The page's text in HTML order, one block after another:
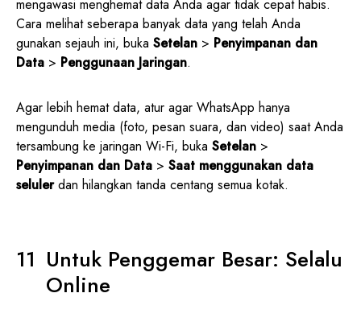
mengawasi menghemat data Anda agar tidak cepat habis.
Cara melihat seberapa banyak data yang telah Anda
gunakan sejauh ini, buka Setelan > Penyimpanan dan
Data > Penggunaan Jaringan.
Agar lebih hemat data, atur agar WhatsApp hanya
mengunduh media (foto, pesan suara, dan video) saat Anda
tersambung ke jaringan Wi-Fi, buka Setelan >
Penyimpanan dan Data > Saat menggunakan data
selulerdan hilangkan tanda centang semua kotak.
Untuk Penggemar Besar: Selalu
Online